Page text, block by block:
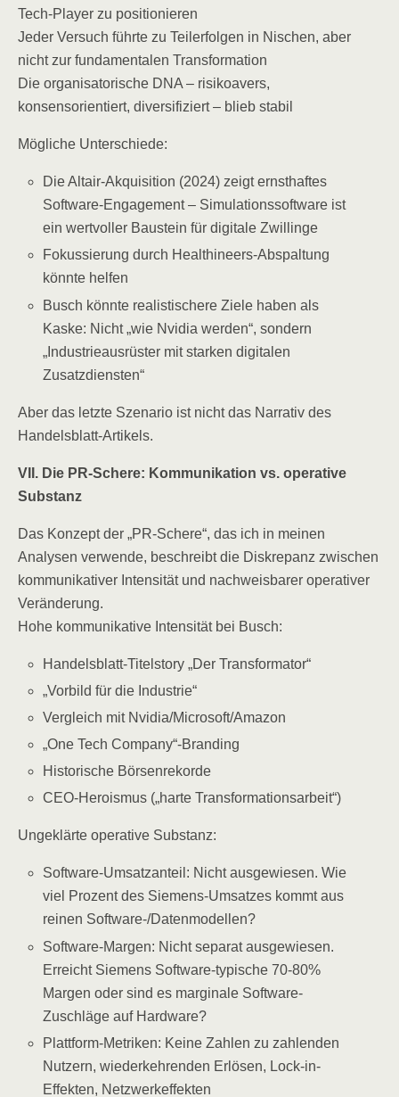
Tech-Player zu positionieren
Jeder Versuch führte zu Teilerfolgen in Nischen, aber
nicht zur fundamentalen Transformation
Die organisatorische DNA – risikoavers,
konsensorientiert, diversifiziert – blieb stabil
Mögliche Unterschiede:
Die Altair-Akquisition (2024) zeigt ernsthaftes
Software-Engagement – Simulationssoftware ist
ein wertvoller Baustein für digitale Zwillinge
Fokussierung durch Healthineers-Abspaltung
könnte helfen
Busch könnte realistischere Ziele haben als
Kaske: Nicht „wie Nvidia werden“, sondern
„Industrieausrüster mit starken digitalen
Zusatzdiensten“
Aber das letzte Szenario ist nicht das Narrativ des
Handelsblatt-Artikels.
VII. Die PR-Schere: Kommunikation vs. operative
Substanz
Das Konzept der „PR-Schere“, das ich in meinen
Analysen verwende, beschreibt die Diskrepanz zwischen
kommunikativer Intensität und nachweisbarer operativer
Veränderung.
Hohe kommunikative Intensität bei Busch:
Handelsblatt-Titelstory „Der Transformator“
„Vorbild für die Industrie“
Vergleich mit Nvidia/Microsoft/Amazon
„One Tech Company“-Branding
Historische Börsenrekorde
CEO-Heroismus („harte Transformationsarbeit“)
Ungeklärte operative Substanz:
Software-Umsatzanteil: Nicht ausgewiesen. Wie
viel Prozent des Siemens-Umsatzes kommt aus
reinen Software-/Datenmodellen?
Software-Margen: Nicht separat ausgewiesen.
Erreicht Siemens Software-typische 70-80%
Margen oder sind es marginale Software-
Zuschläge auf Hardware?
Plattform-Metriken: Keine Zahlen zu zahlenden
Nutzern, wiederkehrenden Erlösen, Lock-in-
Effekten, Netzwerkeffekten